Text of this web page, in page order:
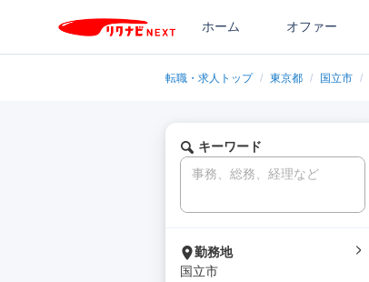
ホーム オファー
転職・求人トップ / 東京都 / 国立市 /
キーワード
勤務地
国立市